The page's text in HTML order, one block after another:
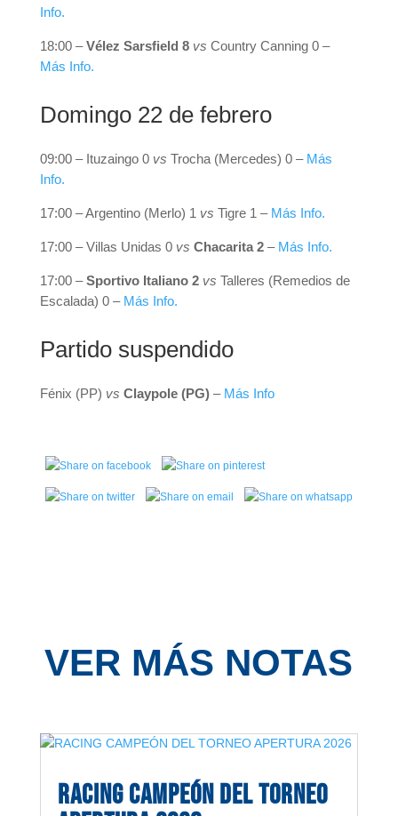
Info.
18:00 –Vélez Sarsfield 8 vs Country Canning 0 –
Más Info.
Domingo 22 de febrero
09:00 – Ituzaingo 0 vs Trocha (Mercedes) 0 – Más
Info.
17:00 – Argentino (Merlo) 1 vs Tigre 1 – Más Info.
17:00 – Villas Unidas 0 vs Chacarita 2– Más Info.
17:00 –Sportivo Italiano 2 vs Talleres (Remedios de
Escalada) 0 – Más Info.
Partido suspendido
Fénix (PP) vs Claypole (PG)– Más Info
VER MÁS NOTAS
RACING CAMPEÓN DEL TORNEO